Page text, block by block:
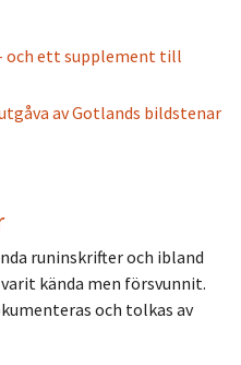
och ett supplement till
av Gotlands bildstenar
runinskrifter och ibland
kända men försvunnit.
och tolkas av